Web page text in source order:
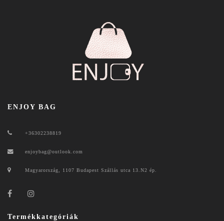
ENJOY BAG
+36302238819
enjoybag@outlook.com
Magyarország, 1107 Budapest Szállás utca 13.N2 ép.
Termékkategóriák